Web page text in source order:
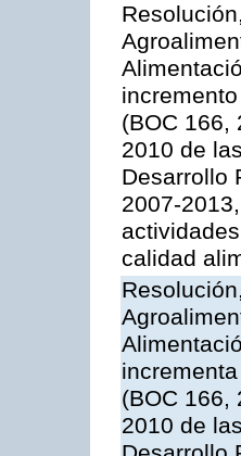
(BOC 166,
2010 de
Desarrollo
2007-
calidad
(BOC 166,
2010 de